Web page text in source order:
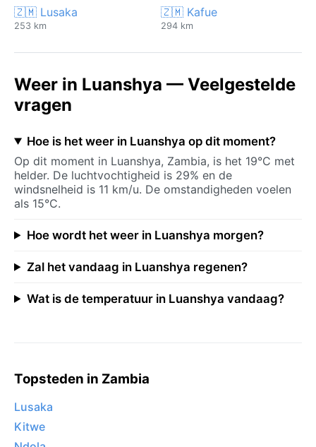
🇿🇲 Lusaka
253 km
🇿🇲 Kafue
294 km
Weer in Luanshya — Veelgestelde
vragen
Hoe is het weer in Luanshya op dit moment?
Op dit moment in Luanshya, Zambia, is het 19°C met
helder. De luchtvochtigheid is 29% en de
windsnelheid is 11 km/u. De omstandigheden voelen
als 15°C.
Hoe wordt het weer in Luanshya morgen?
Zal het vandaag in Luanshya regenen?
Wat is de temperatuur in Luanshya vandaag?
Topsteden in Zambia
Lusaka
Kitwe